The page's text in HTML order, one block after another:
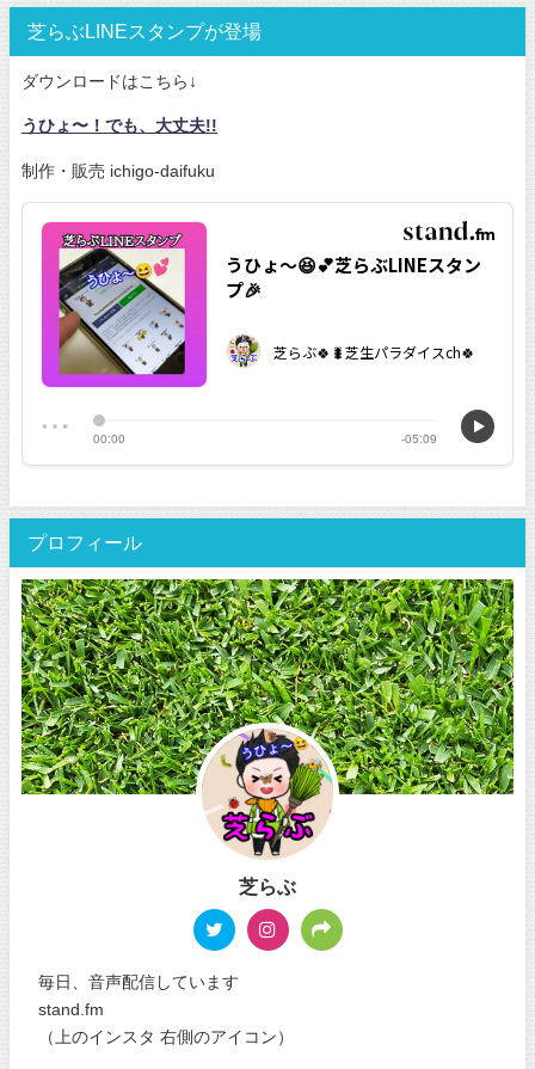
芝らぶLINEスタンプが登場
ダウンロードはこちら↓
うひょ〜！でも、大丈夫!!
制作・販売 ichigo-daifuku
プロフィール
芝らぶ
毎日、音声配信しています
stand.fm
（上のインスタ 右側のアイコン）